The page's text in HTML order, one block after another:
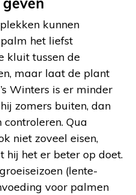
kunnen
het liefst
kluit tussen de
maar laat de plant
Winters is er minder
zomers buiten, dan
Qua
niet zoveel eisen,
hij het er beter op doet.
(lente-
voor palmen